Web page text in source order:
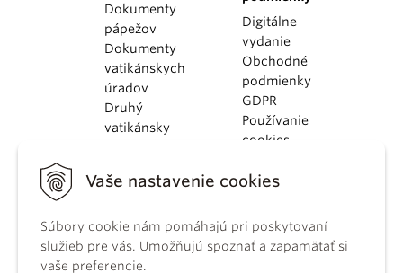
Vaše nastavenie cookies
Súbory cookie nám pomáhajú pri poskytovaní
služieb pre vás. Umožňujú spoznať a zapamätať si
vaše preferencie.
Dokumenty
pápežov
Dokumenty
vatikánskych
úradov
Druhý
vatikánsky
KBS
kánonického
práva
Katechizmus
Digitálne
vydanie
Obchodné
podmienky
GDPR
Používanie
cookies